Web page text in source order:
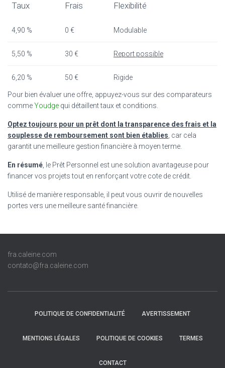
Taux Frais Flexibilité
4,90 % 0 € Modulable
5,50 % 30 € Report possible
6,20 % 50 € Rigide
Pour bien évaluer une offre, appuyez-vous sur des comparateurs
commeYoudge qui détaillent taux et conditions.
Optez toujours pour un prêt dont la transparence des frais et la
souplesse de remboursement sont bien établies, car cela
garantit une meilleure gestion financière à moyen terme.
En résumé, le Prêt Personnel est une solution avantageuse pour
financer vos projets tout en renforçant votre cote de crédit.
Utilisé de manière responsable, il peut vous ouvrir de nouvelles
portes vers une meilleure santé financière.
fra.caleine.com
contato@fra.caleine.com
POLITIQUE DE CONFIDENTIALITÉ AVERTISSEMENT
MENTIONS LÉGALES POLITIQUE DE COOKIES TERMES
CONTACT